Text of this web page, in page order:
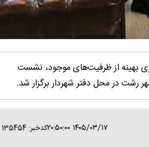
بهینه از ظرفیت‌های موجود، نشست
رشت در محل دفتر شهردار برگزار شد.
۱۴۰۵/۰۳/۱۷ ۲۰:۵۰:۰۰ کدخبر: 135454